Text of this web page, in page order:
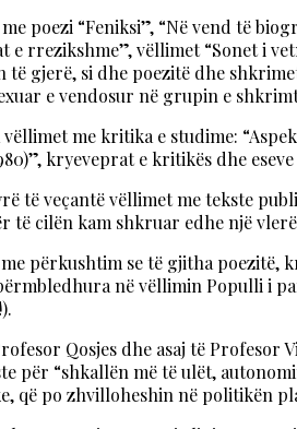
poezi “Feniksi”, “Në vend të
e rrezikshme”, vëllimet “Sonet i
gjerë, si dhe poezitë dhe
e vendosur në grupin e
me kritika e studime:
kryeveprat e kritikës dhe
të veçantë vëllimet me tekste
të cilën kam shkruar edhe një
përkushtim se të gjitha
në vëllimin Populli i
Qosjes dhe asaj të Profesor
për “shkallën më të ulët,
që po zhvilloheshin në politikën